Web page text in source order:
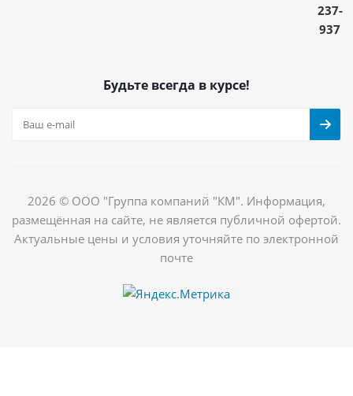
237-
937
Будьте всегда в курсе!
2026 © ООО "Группа компаний "КМ". Информация,
размещённая на сайте, не является публичной офертой.
Актуальные цены и условия уточняйте по электронной
почте